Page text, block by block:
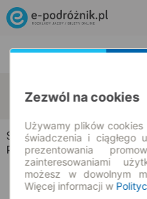
09.08.2026 | -- : --
Sulejów → Zgierz
Rozkład jazdy i bilety
Zezwól na cookies
Używamy plików
świadczenia i ciągłego
prezentowania
zainteresowaniami
możesz w dowolnym
Więcej informacji w